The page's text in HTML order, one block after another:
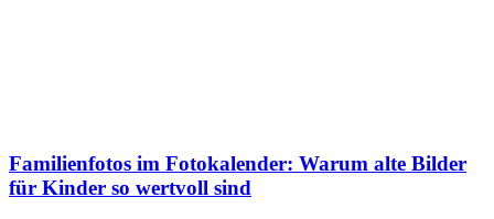
Familienfotos im Fotokalender: Warum alte Bilder
für Kinder so wertvoll sind